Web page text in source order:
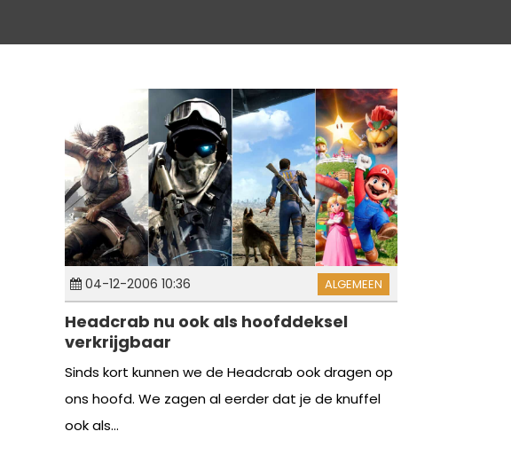
04-12-2006 10:36 ALGEMEEN
Headcrab nu ook als hoofddeksel
verkrijgbaar
Sinds kort kunnen we de Headcrab ook dragen op
ons hoofd. We zagen al eerder dat je de knuffel
ook als...